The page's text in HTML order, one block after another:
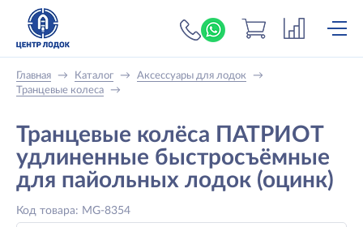
+7 (919) 698-56-
Главная → Каталог → Аксессуары для лодок
→
Транцевые колеса
→
Транцевые колёса ПАТРИОТ
удлиненные быстросъёмные
для пайольных лодок (оцинк)
Код товара: MG-8354